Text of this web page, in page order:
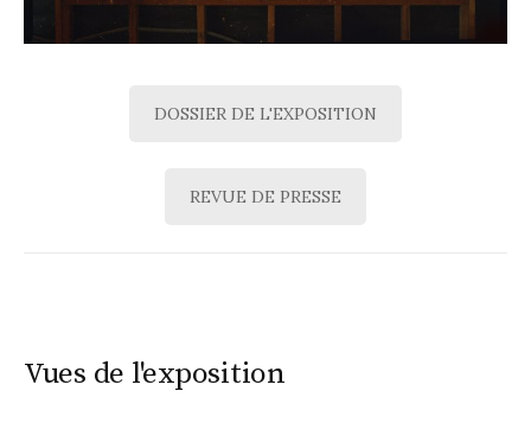
DOSSIER DE L'EXPOSITION
REVUE DE PRESSE
Vues de l'exposition